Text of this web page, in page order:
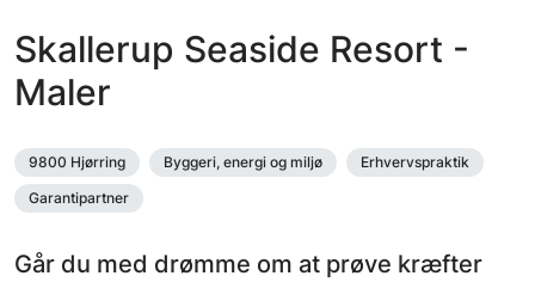
Skallerup Seaside Resort -
Maler
9800 Hjørring Byggeri, energi og miljø
Erhvervspraktik
Garantipartner
Går du med drømme om at prøve kræfter